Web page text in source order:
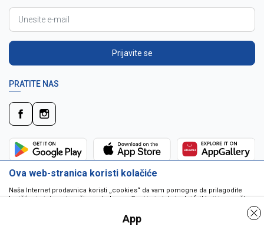
Prijavite se
PRATITE NAS
Ova web-stranica koristi kolačiće
Naša Internet prodavnica koristi „cookies“ da vam pomogne da prilagodite
korišćenje interneta vašim potrebama. Cookie je tekstualni fajl koji je smešten
da pokrenu program ili da isporuče virus vašem računaru. Cookie-i su
jedinstveno dodeljeni vama, i jedino mogu biti pročitani od strane web servera
App